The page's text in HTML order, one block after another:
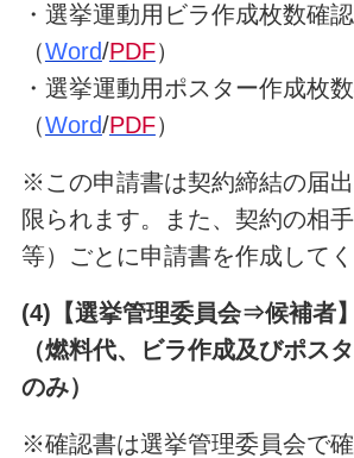
・選挙運動用ビラ作成枚数確
（Word/PDF）
・選挙運動用ポスター作成枚
（Word/PDF）
※この申請書は契約締結の届
限られます。また、契約の相
等）ごとに申請書を作成してく
(4)【選挙管理委員会⇒候補者
（燃料代、ビラ作成及びポス
のみ）
※確認書は選挙管理委員会で